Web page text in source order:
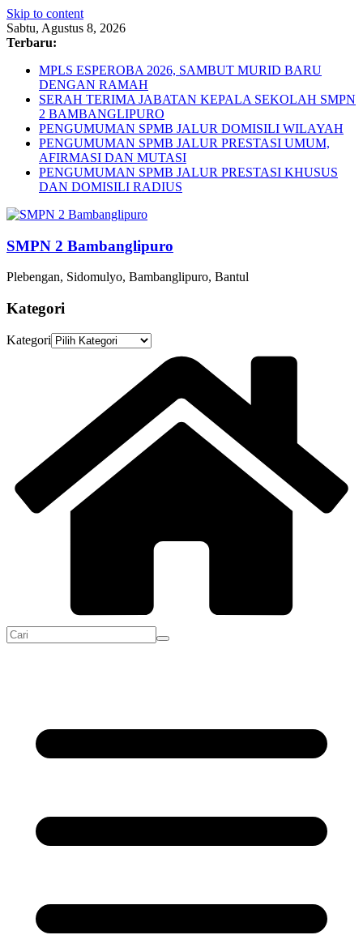
Skip to content
Sabtu, Agustus 8, 2026
Terbaru:
MPLS ESPEROBA 2026, SAMBUT MURID BARU
DENGAN RAMAH
SERAH TERIMA JABATAN KEPALA SEKOLAH SMPN
2 BAMBANGLIPURO
PENGUMUMAN SPMB JALUR DOMISILI WILAYAH
PENGUMUMAN SPMB JALUR PRESTASI UMUM,
AFIRMASI DAN MUTASI
PENGUMUMAN SPMB JALUR PRESTASI KHUSUS
DAN DOMISILI RADIUS
SMPN 2 Bambanglipuro
Plebengan, Sidomulyo, Bambanglipuro, Bantul
Kategori
Kategori